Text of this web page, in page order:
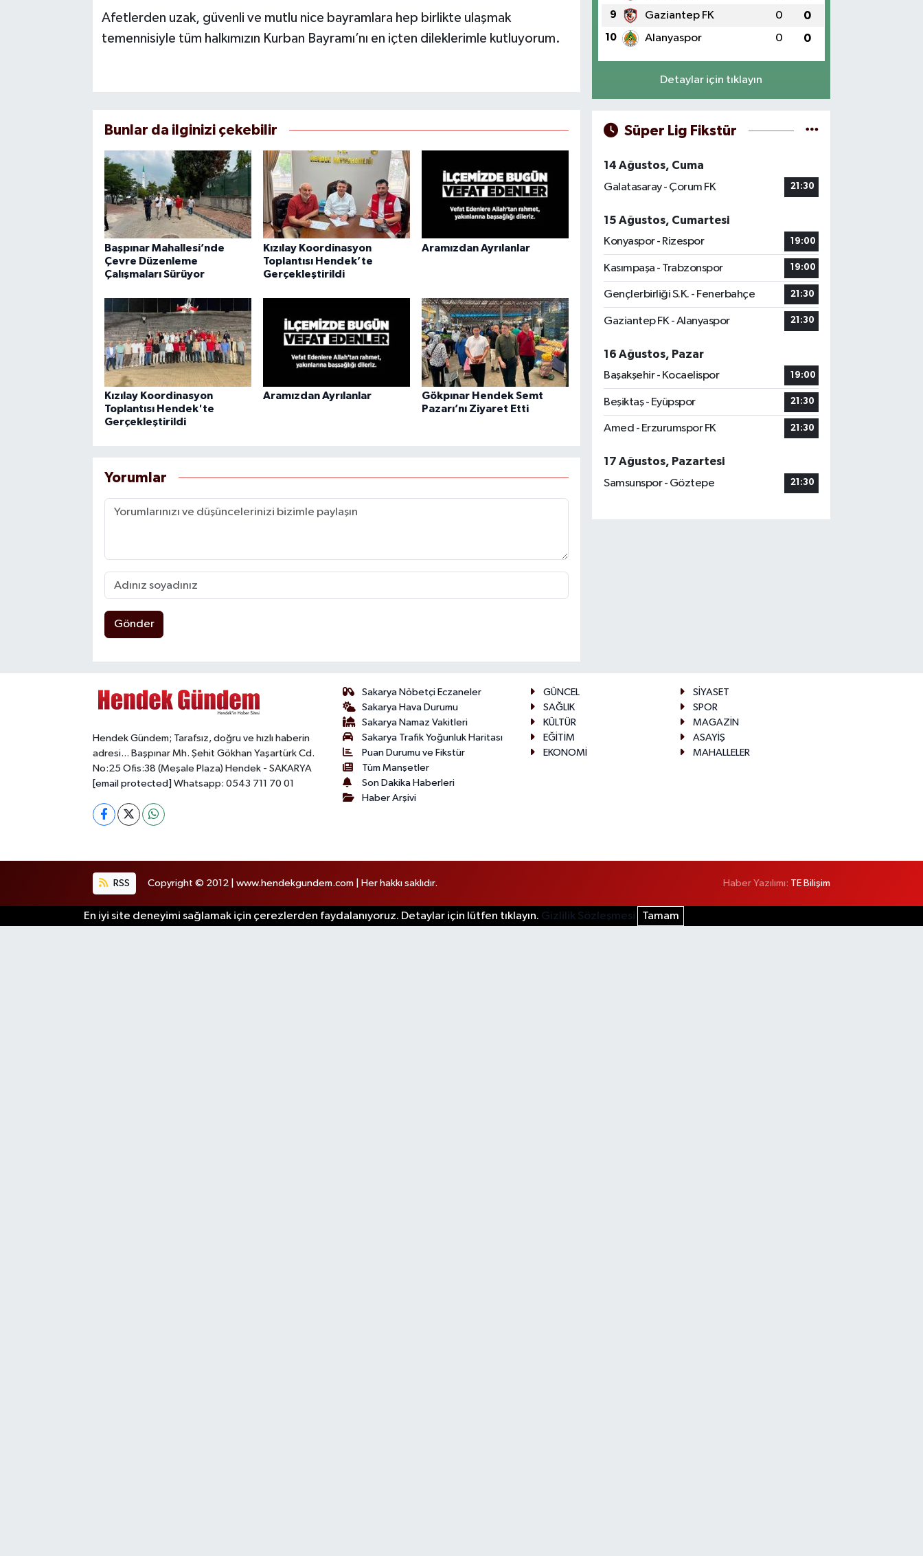
Afetlerden uzak, güvenli ve mutlu nice bayramlara hep birlikte ulaşmak
temennisiyle tüm halkımızın Kurban Bayramı’nı en içten dileklerimle kutluyorum.
Bunlar da ilginizi çekebilir
Başpınar Mahallesi’nde
Çevre Düzenleme
Çalışmaları Sürüyor
Kızılay Koordinasyon
Toplantısı Hendek’te
Gerçekleştirildi
Aramızdan Ayrılanlar
Kızılay Koordinasyon
Toplantısı Hendek'te
Gerçekleştirildi
Aramızdan Ayrılanlar
Gökpınar Hendek Semt
Pazarı’nı Ziyaret Etti
Yorumlar
Gönder
9 Gaziantep FK 0 0
10 Alanyaspor 0 0
Detaylar için tıklayın
Süper Lig Fikstür
14 Ağustos, Cuma
Galatasaray - Çorum FK
21:30
15 Ağustos, Cumartesi
Konyaspor - Rizespor
19:00
Kasımpaşa - Trabzonspor 19:00
Gençlerbirliği S.K. - Fenerbahçe 21:30
Gaziantep FK - Alanyaspor 21:30
16 Ağustos, Pazar
Başakşehir - Kocaelispor
19:00
Beşiktaş - Eyüpspor 21:30
Amed - Erzurumspor FK 21:30
17 Ağustos, Pazartesi
Samsunspor - Göztepe
21:30
Hendek Gündem; Tarafsız, doğru ve hızlı haberin
adresi... Başpınar Mh. Şehit Gökhan Yaşartürk Cd.
No:25 Ofis:38 (Meşale Plaza) Hendek - SAKARYA
[email protected] Whatsapp: 0543 711 70 01
Sakarya Nöbetçi Eczaneler
Sakarya Hava Durumu
Sakarya Namaz Vakitleri
Sakarya Trafik Yoğunluk Haritası
Puan Durumu ve Fikstür
Tüm Manşetler
Son Dakika Haberleri
Haber Arşivi
GÜNCEL
SİYASET
SAĞLIK
SPOR
KÜLTÜR
MAGAZİN
EĞİTİM
ASAYİŞ
EKONOMİ
MAHALLELER
RSS Copyright © 2012 | www.hendekgundem.com | Her hakkı saklıdır. Haber Yazılımı: TE Bilişim
En iyi site deneyimi sağlamak için çerezlerden faydalanıyoruz. Detaylar için lütfen tıklayın. Gizlilik Sözleşmesi Tamam